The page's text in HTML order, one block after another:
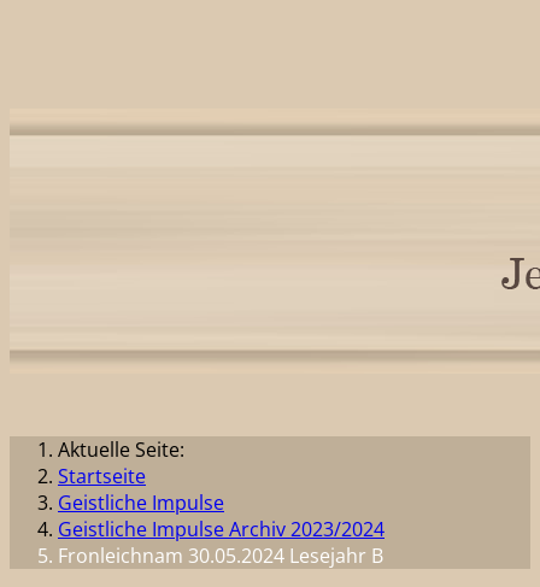
Aktuelle Seite:
Startseite
Geistliche Impulse
Geistliche Impulse Archiv 2023/2024
Fronleichnam 30.05.2024 Lesejahr B